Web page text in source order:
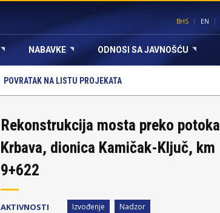
BHS EN
NABAVKE ODNOSI SA JAVNOŠĆU
POVRATAK NA LISTU PROJEKATA
Rekonstrukcija mosta preko potoka
Krbava, dionica Kamičak-Ključ, km
9+622
AKTIVNOSTI Izvođenje Nadzor